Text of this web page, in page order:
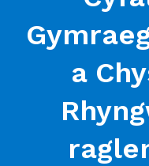
a